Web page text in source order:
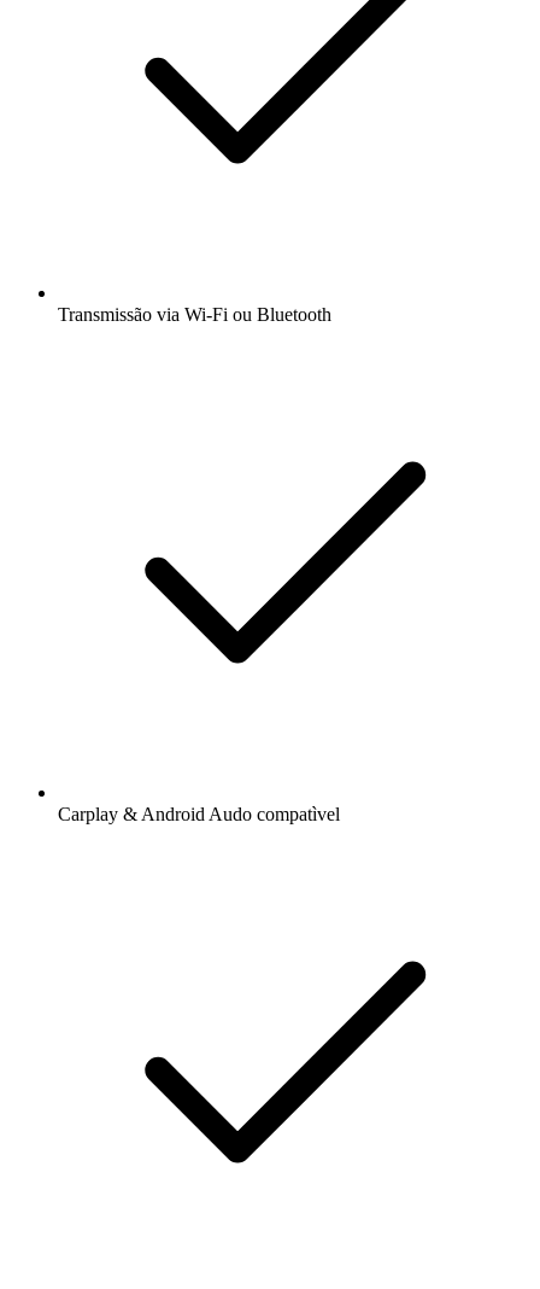
Transmissão via Wi-Fi ou Bluetooth
Carplay & Android Audo compatìvel